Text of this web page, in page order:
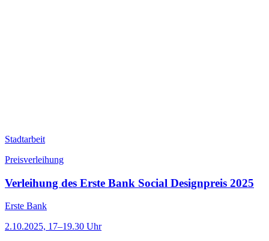
Stadtarbeit
Preisverleihung
Verleihung des Erste Bank Social Designpreis 2025
Erste Bank
2.10.2025, 17–19.30 Uhr